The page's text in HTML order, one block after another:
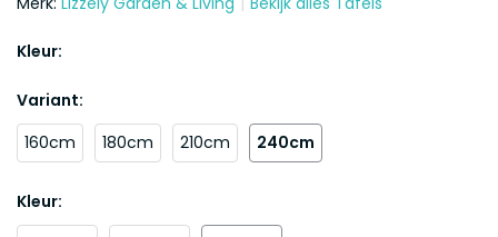
Kleur:
Variant:
160cm
180cm 210cm 240cm
Kleur: